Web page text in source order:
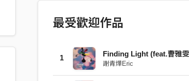
謝青燁Eric Composer: 謝青燁Eric、Cissy
最受歡迎作品
1 Finding Light (feat.曹雅
謝青燁Eric